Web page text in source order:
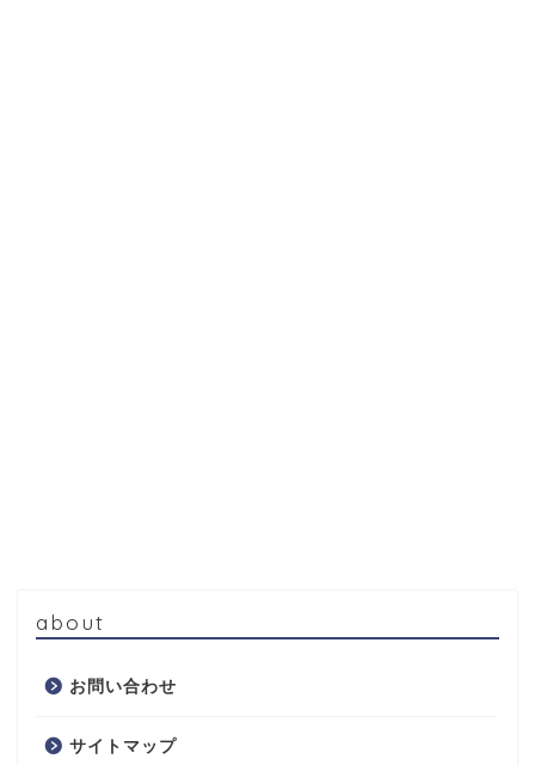
about
お問い合わせ
サイトマップ